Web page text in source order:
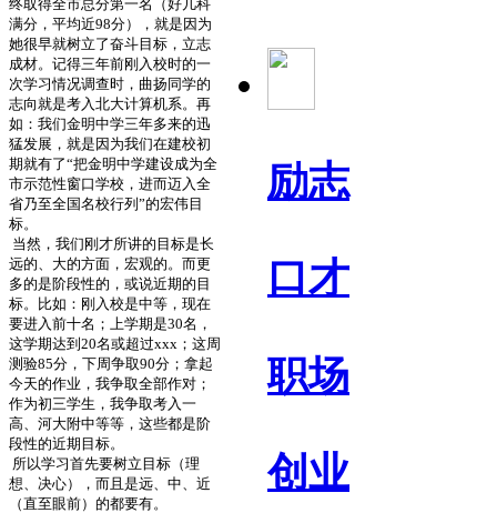
励志
口才
职场
创业
终取得全市总分第一名（好几科
满分，平均近98分），就是因为
她很早就树立了奋斗目标，立志
成材。记得三年前刚入校时的一
次学习情况调查时，曲扬同学的
志向就是考入北大计算机系。再
如：我们金明中学三年多来的迅
猛发展，就是因为我们在建校初
期就有了“把金明中学建设成为全
市示范性窗口学校，进而迈入全
省乃至全国名校行列”的宏伟目
标。
当然，我们刚才所讲的目标是长
远的、大的方面，宏观的。而更
多的是阶段性的，或说近期的目
标。比如：刚入校是中等，现在
要进入前十名；上学期是30名，
这学期达到20名或超过xxx ；这周
测验85分，下周争取90分；拿起
今天的作业，我争取全部作对；
作为初三学生，我争取考入一
高、河大附中等等，这些都是阶
段性的近期目标。
所以学习首先要树立目标（理
想、决心），而且是远、中、近
（直至眼前）的都要有。